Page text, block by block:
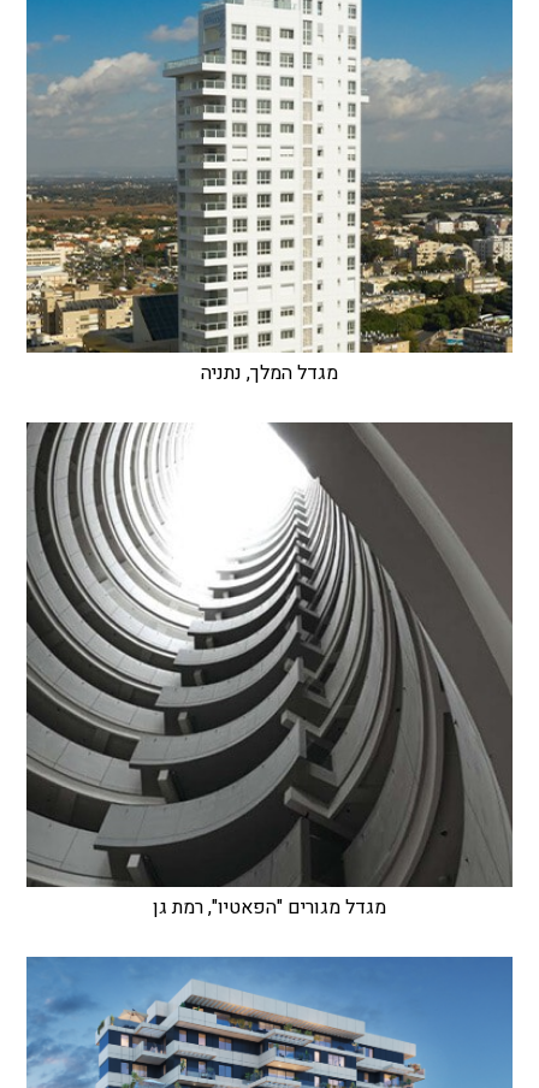
מגדל המלך, נתניה
מגדל מגורים "הפאטיו", רמת גן